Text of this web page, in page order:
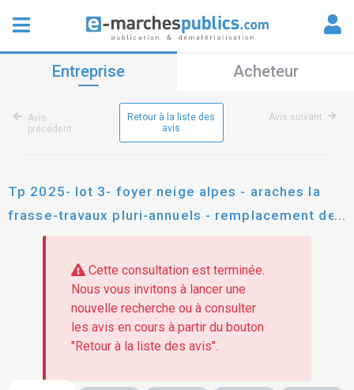
Entreprise Acheteur
Avis
précédent
Retour à la liste des
avis
Avis suivant
Tp 2025- lot 3- foyer neige alpes - araches la
frasse-travaux pluri-annuels - remplacement des
appareils sanitaires et des kitchenettes
Cette consultation est terminée.
Nous vous invitons à lancer une
nouvelle recherche ou à consulter
les avis en cours à partir du bouton
"Retour à la liste des avis".